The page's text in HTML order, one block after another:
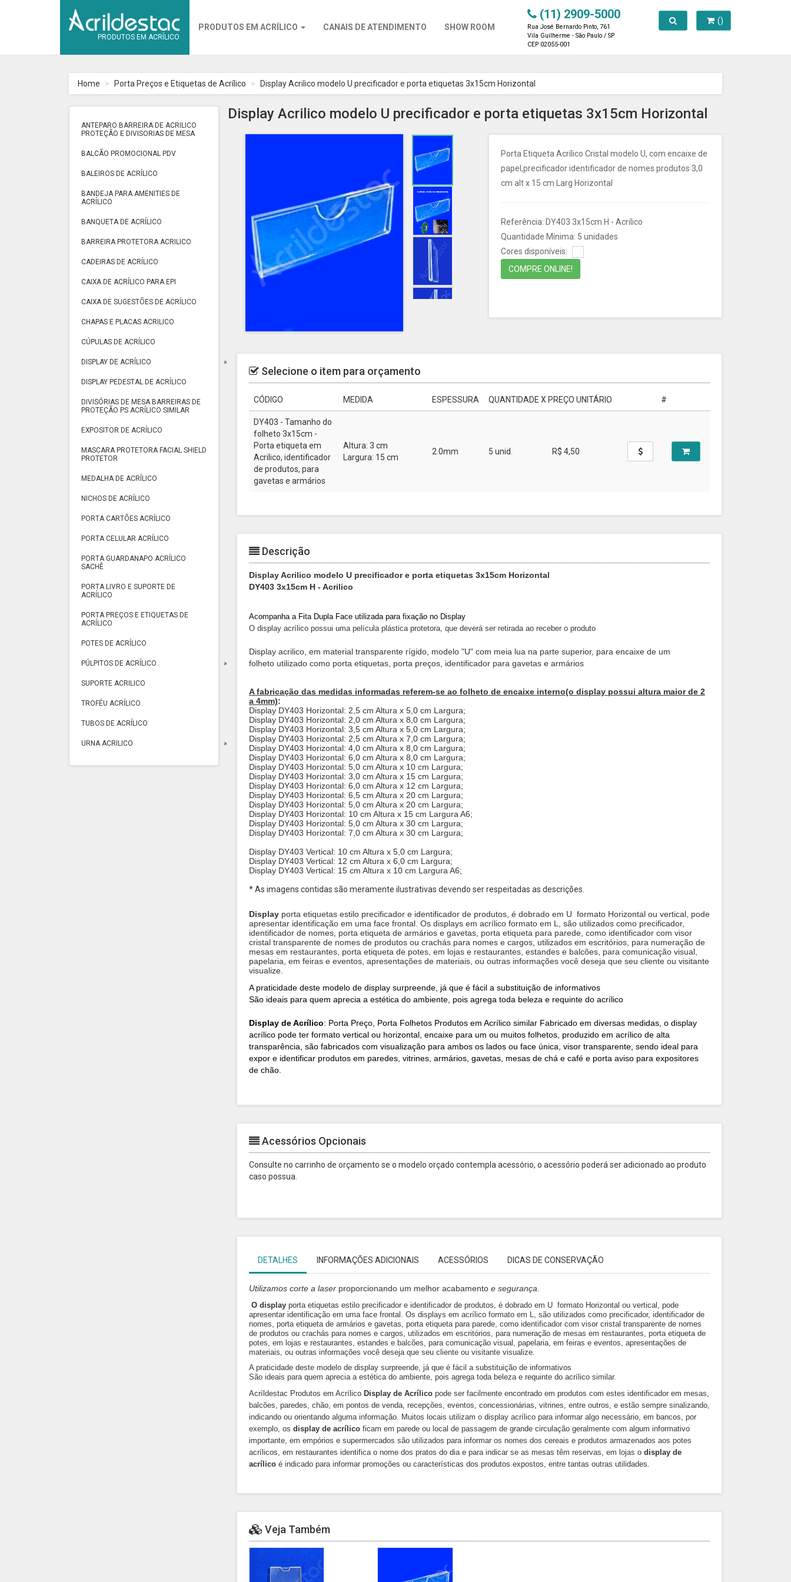
PRODUTOS EM ACRÍLICO
PRODUTOS EM ACRÍLICO CANAIS DE ATENDIMENTO SHOW ROOM
(11) 2909-5000
Rua José Bernardo Pinto, 761
Vila Guilherme - São Paulo / SP
CEP 02055-001
()
Toggle search
Home Porta Preços e Etiquetas de Acrílico Display Acrilico modelo U precificador e porta etiquetas 3x15cm Horizontal
ANTEPARO BARREIRA DE ACRILICO
PROTEÇÃO E DIVISORIAS DE MESA
BALCÃO PROMOCIONAL PDV
BALEIROS DE ACRÍLICO
BANDEJA PARA AMENITIES DE
ACRÍLICO
BANQUETA DE ACRÍLICO
BARREIRA PROTETORA ACRILICO
CADEIRAS DE ACRÍLICO
CAIXA DE ACRÍLICO PARA EPI
CAIXA DE SUGESTÕES DE ACRÍLICO
CHAPAS E PLACAS ACRILICO
CÚPULAS DE ACRÍLICO
DISPLAY DE ACRÍLICO
DISPLAY PEDESTAL DE ACRÍLICO
DIVISÓRIAS DE MESA BARREIRAS DE
PROTEÇÃO PS ACRÍLICO SIMILAR
EXPOSITOR DE ACRÍLICO
MASCARA PROTETORA FACIAL SHIELD
PROTETOR
MEDALHA DE ACRÍLICO
NICHOS DE ACRÍLICO
PORTA CARTÕES ACRÍLICO
PORTA CELULAR ACRÍLICO
PORTA GUARDANAPO ACRÍLICO
SACHÊ
PORTA LIVRO E SUPORTE DE
ACRÍLICO
PORTA PREÇOS E ETIQUETAS DE
ACRÍLICO
POTES DE ACRÍLICO
PÚLPITOS DE ACRÍLICO
SUPORTE ACRILICO
TROFÉU ACRÍLICO
TUBOS DE ACRÍLICO
URNA ACRILICO
Display Acrilico modelo U precificador e porta etiquetas 3x15cm Horizontal
Porta Etiqueta Acrílico Cristal modelo U, com encaixe de
papel,precificador identificador de nomes produtos 3,0
cm alt x 15 cm Larg Horizontal
Referência: DY403 3x15cm H - Acrilico
Quantidade Mínima: 5 unidades
Cores disponíveis:
COMPRE ONLINE!
Selecione o item para orçamento
CÓDIGO MEDIDA ESPESSURA QUANTIDADE X PREÇO UNITÁRIO #
DY403 - Tamanho do
folheto 3x15cm -
Porta etiqueta em
Acrilico, identificador
de produtos, para
gavetas e armários
Altura: 3 cm
Largura: 15 cm
2.0mm 5 unid. R$ 4,50
Descrição
Display Acrilico modelo U precificador e porta etiquetas 3x15cm Horizontal
DY403 3x15cm H - Acrilico
Acompanha a Fita Dupla Face utilizada para fixação no Display
O display acrílico possui uma película plástica protetora, que deverá ser retirada ao receber o produto
Display acrilico, em material transparente rígido, modelo "U" com meia lua na parte superior, para encaixe de um
folheto utilizado como porta etiquetas, porta preços, identificador para gavetas e armários
A fabricação das medidas informadas referem-se ao folheto de encaixe interno(o display possui altura maior de 2
a 4mm):
Display DY403 Horizontal: 2,5 cm Altura x 5,0 cm Largura;
Display DY403 Horizontal: 2,0 cm Altura x 8,0 cm Largura;
Display DY403 Horizontal: 3,5 cm Altura x 5,0 cm Largura;
Display DY403 Horizontal: 2,5 cm Altura x 7,0 cm Largura;
Display DY403 Horizontal: 4,0 cm Altura x 8,0 cm Largura;
Display DY403 Horizontal: 6,0 cm Altura x 8,0 cm Largura;
Display DY403 Horizontal: 5,0 cm Altura x 10 cm Largura;
Display DY403 Horizontal: 3,0 cm Altura x 15 cm Largura;
Display DY403 Horizontal: 6,0 cm Altura x 12 cm Largura;
Display DY403 Horizontal: 6,5 cm Altura x 20 cm Largura;
Display DY403 Horizontal: 5,0 cm Altura x 20 cm Largura;
Display DY403 Horizontal: 10 cm Altura x 15 cm Largura A6;
Display DY403 Horizontal: 5,0 cm Altura x 30 cm Largura;
Display DY403 Horizontal: 7,0 cm Altura x 30 cm Largura;
Display DY403 Vertical: 10 cm Altura x 5,0 cm Largura;
Display DY403 Vertical: 12 cm Altura x 6,0 cm Largura;
Display DY403 Vertical: 15 cm Altura x 10 cm Largura A6;
* As imagens contidas são meramente ilustrativas devendo ser respeitadas as descrições.
Display porta etiquetas estilo precificador e identificador de produtos, é dobrado em U formato Horizontal ou vertical, pode
apresentar identificação em uma face frontal. Os displays em acrílico formato em L, são utilizados como precificador,
identificador de nomes, porta etiqueta de armários e gavetas, porta etiqueta para parede, como identificador com visor
cristal transparente de nomes de produtos ou crachás para nomes e cargos, utilizados em escritórios, para numeração de
mesas em restaurantes, porta etiqueta de potes, em lojas e restaurantes, estandes e balcões, para comunicação visual,
papelaria, em feiras e eventos, apresentações de materiais, ou outras informações você deseja que seu cliente ou visitante
visualize.
A praticidade deste modelo de display surpreende, já que é fácil a substituição de informativos
São ideais para quem aprecia a estética do ambiente, pois agrega toda beleza e requinte do acrílico
Display de Acrílico: Porta Preço, Porta Folhetos Produtos em Acrílico similar Fabricado em diversas medidas, o display
acrílico pode ter formato vertical ou horizontal, encaixe para um ou muitos folhetos, produzido em acrílico de alta
transparência, são fabricados com visualização para ambos os lados ou face única, visor transparente, sendo ideal para
expor e identificar produtos em paredes, vitrines, armários, gavetas, mesas de chá e café e porta aviso para expositores
de chão.
Acessórios Opcionais
Consulte no carrinho de orçamento se o modelo orçado contempla acessório, o acessório poderá ser adicionado ao produto
caso possua.
DETALHES INFORMAÇÕES ADICIONAIS ACESSÓRIOS DICAS DE CONSERVAÇÃO
Utilizamos corte a laser proporcionando um melhor acabamento e segurança.
O display porta etiquetas estilo precificador e identificador de produtos, é dobrado em U formato Horizontal ou vertical, pode
apresentar identificação em uma face frontal. Os displays em acrílico formato em L, são utilizados como precificador, identificador de
nomes, porta etiqueta de armários e gavetas, porta etiqueta para parede, como identificador com visor cristal transparente de nomes
de produtos ou crachás para nomes e cargos, utilizados em escritórios, para numeração de mesas em restaurantes, porta etiqueta de
potes, em lojas e restaurantes, estandes e balcões, para comunicação visual, papelaria, em feiras e eventos, apresentações de
materiais, ou outras informações você deseja que seu cliente ou visitante visualize.
A praticidade deste modelo de display surpreende, já que é fácil a substituição de informativos
São ideais para quem aprecia a estética do ambiente, pois agrega toda beleza e requinte do acrílico similar.
Acríldestac Produtos em Acrílico Display de Acrílico pode ser facilmente encontrado em produtos com estes identificador em mesas,
balcões, paredes, chão, em pontos de venda, recepções, eventos, concessionárias, vitrines, entre outros, e estão sempre sinalizando,
indicando ou orientando alguma informação. Muitos locais utilizam o display acrílico para informar algo necessário, em bancos, por
exemplo, os display de acrílico ficam em parede ou local de passagem de grande circulação geralmente com algum informativo
importante, em empórios e supermercados são utilizados para informar os nomes dos cereais e produtos armazenados aos potes
acrílicos, em restaurantes identifica o nome dos pratos do dia e para indicar se as mesas têm reservas, em lojas o display de
acrílico é indicado para informar promoções ou características dos produtos expostos, entre tantas outras utilidades.
Veja Também